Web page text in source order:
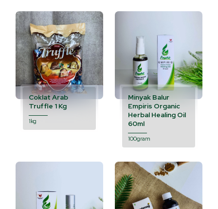
Coklat Arab
Truffle 1 Kg
1kg
Minyak Balur
Empiris Organic
Herbal Healing Oil
60ml
100gram